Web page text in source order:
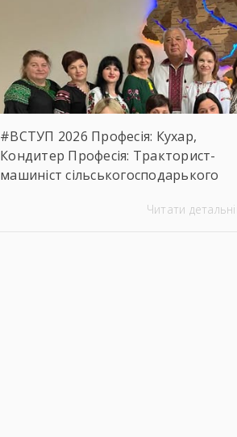
закупівлі, розміру бюджетного
призначення, очікуваної вартості
предмета закупівлі.
https://drive.google.com/file/d/
usp=sharing
#ВСТУП 2026 Професія: Кухар,
Кондитер Професія: Тракторист-
машиніст сільськогосподарького
Сільськогосподарських машин та
Читати